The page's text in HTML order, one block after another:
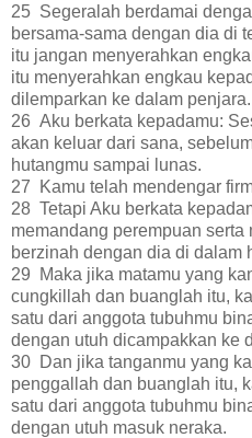
25 Segeralah berdamai
bersama-sama dengan dia di
itu jangan menyerahkan
itu menyerahkan engkau
dilemparkan ke dalam penjara.
26 Aku berkata kepadamu:
akan keluar dari sana,
hutangmu sampai lunas.
27 Kamu telah mendengar
28 Tetapi Aku berkata
memandang perempuan
berzinah dengan dia di dalam
29 Maka jika matamu yang
cungkillah dan buanglah itu,
satu dari anggota tubuhmu
dengan utuh dicampakkan ke
30 Dan jika tanganmu yang
penggallah dan buanglah itu,
satu dari anggota tubuhmu
dengan utuh masuk neraka.